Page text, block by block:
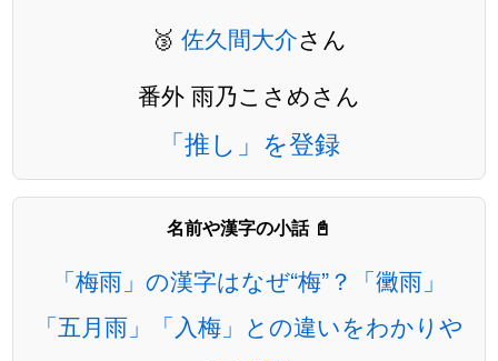
🥉 佐久間大介さん
番外 雨乃こさめさん
「推し」を登録
名前や漢字の小話 📓
「梅雨」の漢字はなぜ“梅”？「黴雨」
「五月雨」「入梅」との違いをわかりや